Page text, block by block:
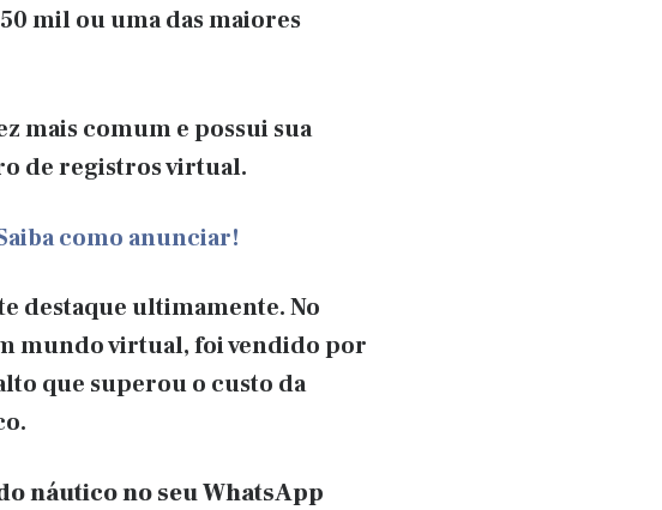
mil ou uma das maiores
mais comum e possui sua
de registros virtual.
como anunciar!
destaque ultimamente. No
mundo virtual, foi vendido por
que superou o custo da
náutico no seu WhatsApp